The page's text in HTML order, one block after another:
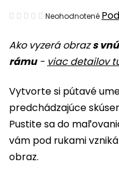
Ako vyzerá obrazs
rámu- viac detailov
Vytvorte si pútavé
predchádzajúce
Pustite sa do
vám pod rukami
obraz.
Priemerné
produktu
je
z
5
hviezdičiek.
Neohodnotené